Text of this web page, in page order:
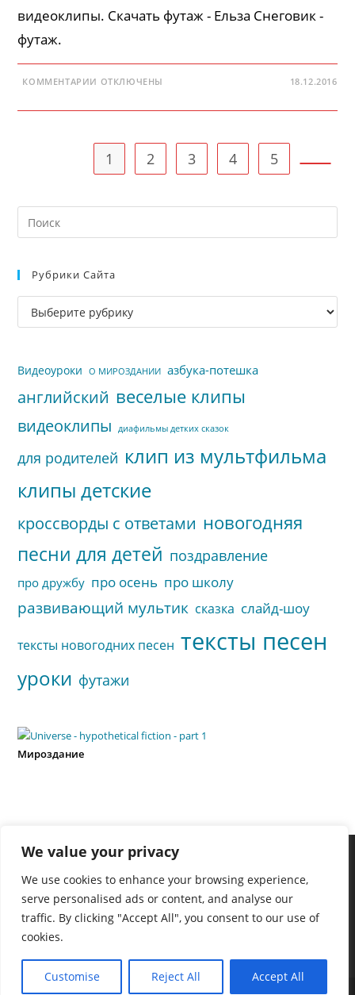
We value your privacy
We use cookies to enhance your browsing experience,
serve personalised ads or content, and analyse our
traffic. By clicking "Accept All", you consent to our use of
cookies.
Customise Reject All Accept All
видеоклипы. Скачать футаж - Ельза Снеговик -
футаж.
КОММЕНТАРИИ К
СНЕГОВИК
ОТКЛЮЧЕНЫ 18.12.2016
1 2 3 4 5
Рубрики Сайта
Рубрики
сайта
Видеоуроки О МИРОЗДАНИИ азбука-потешка
английский веселые клипы
видеоклипы диафильмы детких сказок
для родителей клип из мультфильма
клипы детские
кроссворды с ответами новогодняя
песни для детей поздравление
про дружбу про осень про школу
развивающий мультик сказка слайд-шоу
тексты новогодних песен тексты песен
уроки футажи
Мироздание